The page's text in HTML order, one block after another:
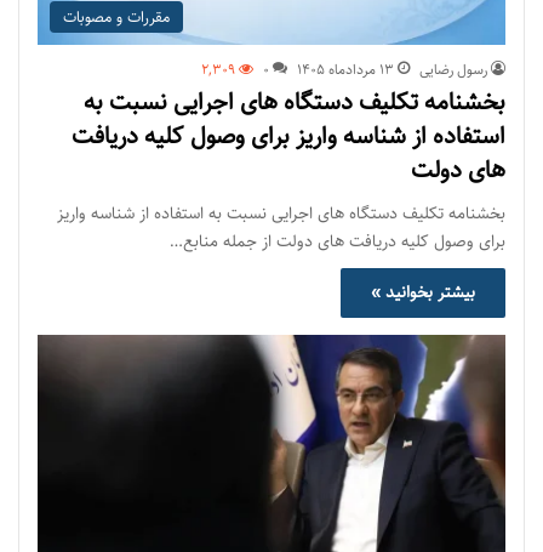
مقررات و مصوبات
رسول رضایی ۱۳ مرداد‌ماه ۱۴۰۵ 0
2,309
بخشنامه تکلیف دستگاه های اجرایی نسبت به
استفاده از شناسه واریز برای وصول کلیه دریافت
های دولت
بخشنامه تکلیف دستگاه های اجرایی نسبت به استفاده از شناسه واریز
برای وصول کلیه دریافت های دولت از جمله منابع…
بیشتر بخوانید »